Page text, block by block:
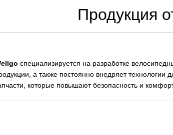
Продукция
специализируется на разработке
а также постоянно внедряет технологии
которые повышают безопасность и